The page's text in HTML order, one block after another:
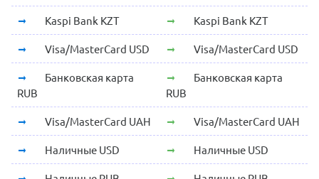
Kaspi Bank KZT Kaspi Bank KZT
Visa/MasterCard USD Visa/MasterCard USD
Банковская карта
RUB
Банковская карта
RUB
Visa/MasterCard UAH Visa/MasterCard UAH
Наличные USD Наличные USD